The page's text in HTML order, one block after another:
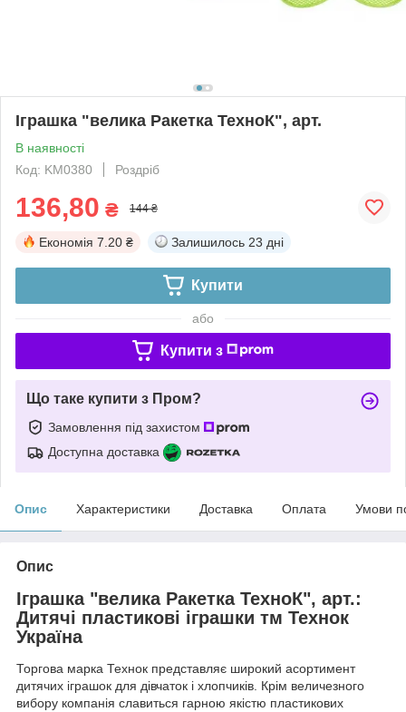
Іграшка "велика Ракетка ТехноК", арт.
В наявності
Код: KM0380
Роздріб
136,80 ₴ 144 ₴
Економія 7.20 ₴ Залишилось 23 дні
Купити
або
Купити з
Що таке купити з Пром?
Замовлення під захистом
Доступна доставка
Опис Характеристики Доставка Оплата Умови
Опис
Іграшка "велика Ракетка ТехноК", арт.:
Дитячі пластикові іграшки тм Технок
Україна
Торгова марка Технок представляє широкий асортимент
дитячих іграшок для дівчаток і хлопчиків. Крім величезного
вибору компанія славиться гарною якістю пластикових